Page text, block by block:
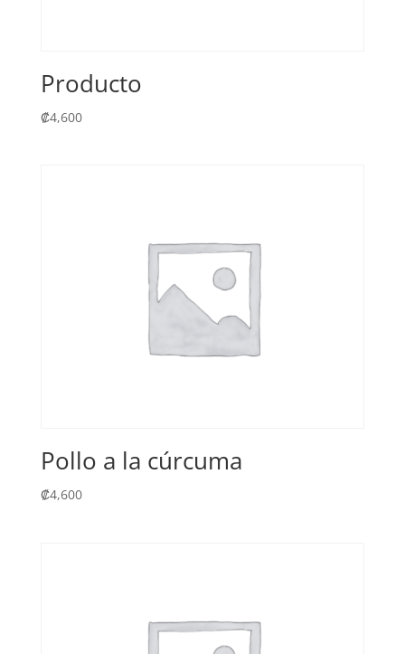
Producto
₡4,600
Pollo a la cúrcuma
₡4,600